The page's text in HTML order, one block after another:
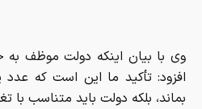
وی با بیان اینکه دولت موظف
افزود: تأکید ما این است که عدد
بماند، بلکه دولت باید متناسب با